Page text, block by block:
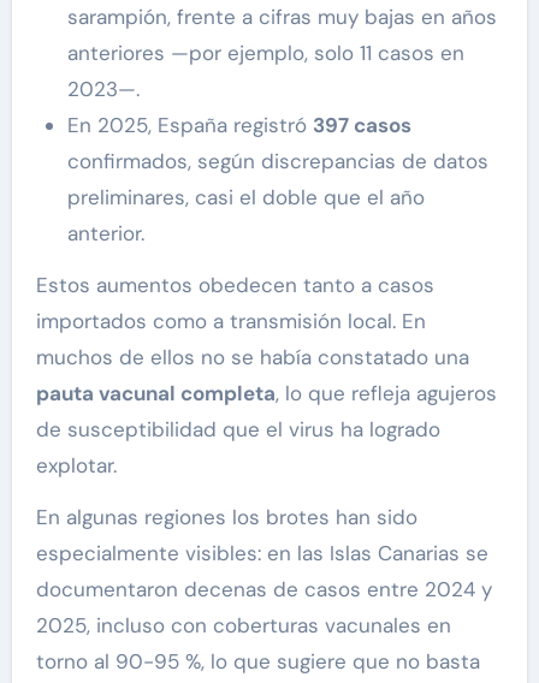
sarampión, frente a cifras muy bajas en años
anteriores —por ejemplo, solo 11 casos en
2023—.
En 2025, España registró 397 casos
confirmados, según discrepancias de datos
preliminares, casi el doble que el año
anterior.
Estos aumentos obedecen tanto a casos
importados como a transmisión local. En
muchos de ellos no se había constatado una
pauta vacunal completa, lo que refleja agujeros
de susceptibilidad que el virus ha logrado
explotar.
En algunas regiones los brotes han sido
especialmente visibles: en las Islas Canarias se
documentaron decenas de casos entre 2024 y
2025, incluso con coberturas vacunales en
torno al 90-95 %, lo que sugiere que no basta